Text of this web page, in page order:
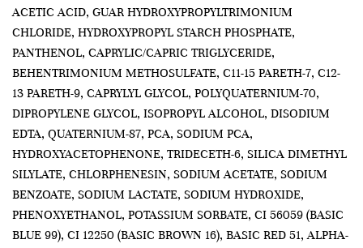
ACETIC ACID, GUAR HYDROXYPROPYLTRIMONIUM
CHLORIDE, HYDROXYPROPYL STARCH PHOSPHATE,
PANTHENOL, CAPRYLIC/CAPRIC TRIGLYCERIDE,
BEHENTRIMONIUM METHOSULFATE, C11-15 PARETH-7, C12-
13 PARETH-9, CAPRYLYL GLYCOL, POLYQUATERNIUM-70,
DIPROPYLENE GLYCOL, ISOPROPYL ALCOHOL, DISODIUM
EDTA, QUATERNIUM-87, PCA, SODIUM PCA,
HYDROXYACETOPHENONE, TRIDECETH-6, SILICA DIMETHYL
SILYLATE, CHLORPHENESIN, SODIUM ACETATE, SODIUM
BENZOATE, SODIUM LACTATE, SODIUM HYDROXIDE,
PHENOXYETHANOL, POTASSIUM SORBATE, CI 56059 (BASIC
BLUE 99), CI 12250 (BASIC BROWN 16), BASIC RED 51, ALPHA-